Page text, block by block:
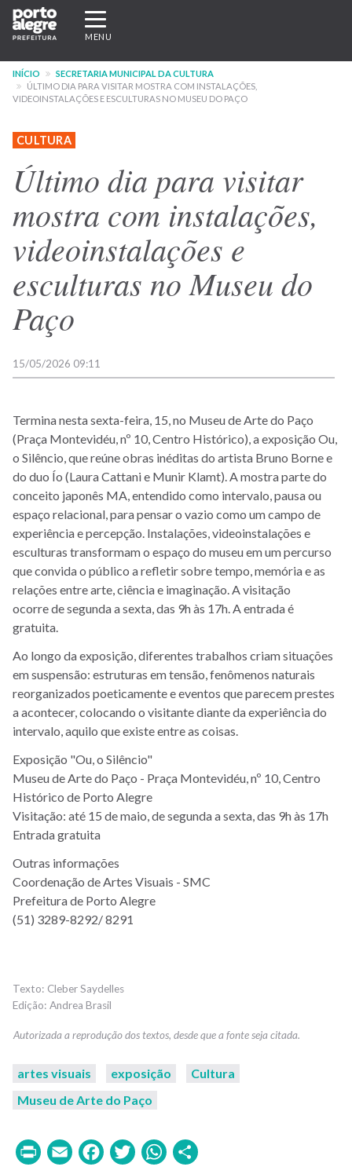
Pular
para
conteúdo
principal
Expandir/recolher
navegação
MENU
INÍCIO
SECRETARIA MUNICIPAL DA CULTURA
ÚLTIMO DIA PARA VISITAR MOSTRA COM INSTALAÇÕES,
VIDEOINSTALAÇÕES E ESCULTURAS NO MUSEU DO PAÇO
CULTURA
Último dia para visitar
mostra com instalações,
videoinstalações e
esculturas no Museu do
Paço
15/05/2026 09:11
Termina nesta sexta-feira, 15, no Museu de Arte do Paço
(Praça Montevidéu, nº 10, Centro Histórico), a exposição Ou,
o Silêncio, que reúne obras inéditas do artista Bruno Borne e
do duo Ío (Laura Cattani e Munir Klamt). A mostra parte do
conceito japonês MA, entendido como intervalo, pausa ou
espaço relacional, para pensar o vazio como um campo de
experiência e percepção. Instalações, videoinstalações e
esculturas transformam o espaço do museu em um percurso
que convida o público a refletir sobre tempo, memória e as
relações entre arte, ciência e imaginação. A visitação
ocorre de segunda a sexta, das 9h às 17h. A entrada é
gratuita.
Ao longo da exposição, diferentes trabalhos criam situações
em suspensão: estruturas em tensão, fenômenos naturais
reorganizados poeticamente e eventos que parecem prestes
a acontecer, colocando o visitante diante da experiência do
intervalo, aquilo que existe entre as coisas.
Exposição "Ou, o Silêncio"
Museu de Arte do Paço - Praça Montevidéu, nº 10, Centro
Histórico de Porto Alegre
Visitação: até 15 de maio, de segunda a sexta, das 9h às 17h
Entrada gratuita
Outras informações
Coordenação de Artes Visuais - SMC
Prefeitura de Porto Alegre
(51) 3289-8292/ 8291
Cleber Saydelles
Andrea Brasil
artes visuais exposição
Cultura
Museu de Arte do Paço
PrintEmailFacebook
TwitterWhatsApp